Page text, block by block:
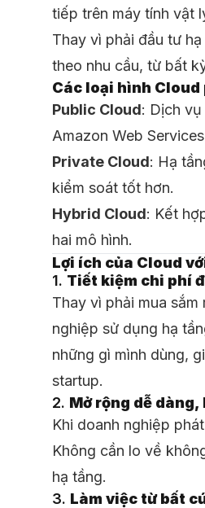
tiếp trên máy tính vật
Thay vì phải đầu tư
theo nhu cầu, từ bất
Các loại hình Cloud
Public Cloud: Dịch
Amazon Web
Private Cloud: Hạ
kiểm soát tốt hơn.
Hybrid Cloud: Kết
hai mô hình.
Lợi ích của Cloud
1. Tiết kiệm chi phí
Thay vì phải mua
nghiệp sử dụng hạ
những gì mình dùng,
startup.
2. Mở rộng dễ
Khi doanh nghiệp
Không cần lo về
hạ tầng.
3. Làm việc từ bất